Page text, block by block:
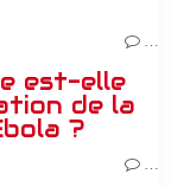
…
est-elle
de la
?
…